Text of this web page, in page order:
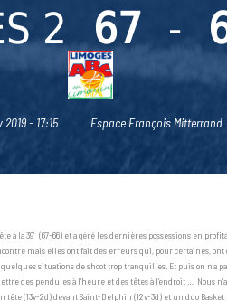
2 67 -
2019 - 17:15 Espace François Mitterrand
la 39′ (67-66) et a géré les dernières possessions en
mais elles ont fait des erreurs qui, pour certaines,
situations de shoot trop tranquilles. Et puis on n’a
des pendules à l’heure et des têtes à l’endroit … Nous
(13v-2d) devant Saint-Delphin (12v-3d) et un duo Basket